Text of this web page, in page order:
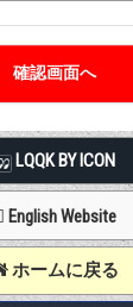
LQQK BY ICON
English Website
ホームに戻る